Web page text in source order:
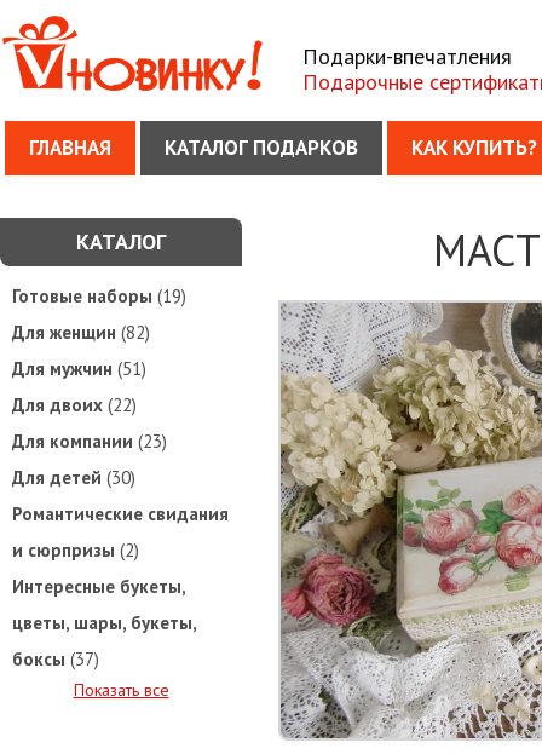
Подарки-впечатления
Подарочные
ГЛАВНАЯ КАТАЛОГ ПОДАРКОВ КАК КУПИТЬ?
КАТАЛОГ
Готовые наборы (19)
Для женщин (82)
Для мужчин (51)
Для двоих (22)
Для компании (23)
Для детей (30)
Романтические свидания
и сюрпризы (2)
Интересные букеты,
цветы, шары, букеты,
боксы (37)
Показать все